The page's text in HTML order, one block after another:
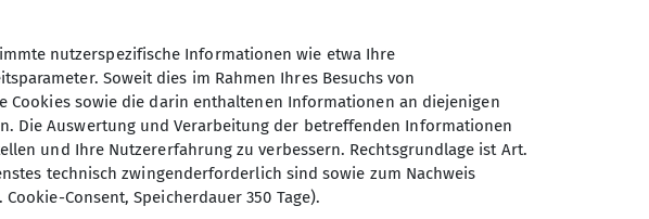
Sektion Freiburg-Breisgau des
Deutschen Alpenvereins e.V.
nutzerspezifische Informationen wie etwa Ihre
Soweit dies im Rahmen Ihres Besuchs von
sowie die darin enthaltenen Informationen an diejenigen
Die Auswertung und Verarbeitung der betreffenden Informationen
und Ihre Nutzererfahrung zu verbessern. Rechtsgrundlage ist Art.
technisch zwingenderforderlich sind sowie zum Nachweis
Consent, Speicherdauer 350 Tage).